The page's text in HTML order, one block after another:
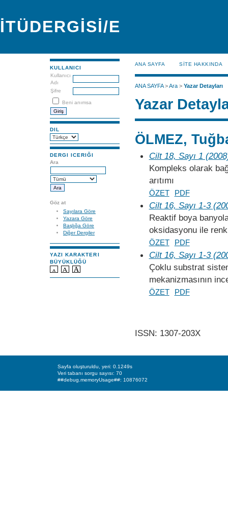
İTÜDERGİSİ/E
KULLANICI
Kullanıcı
Adı
Şifre
Beni anımsa
DIL
DERGI ICERIĞI
Ara
Göz at
Sayılara Göre
Yazara Göre
Başlığa Göre
Diğer Dergiler
YAZI KARAKTERI
BÜYÜKLÜĞÜ
ANA SAYFA SİTE HAKKINDA
ANA SAYFA>Ara> Yazar Detayları
Yazar
ÖLMEZ,
Cilt 18, Sayı 1
Kompleks olarak
arıtımı
ÖZET PDF
Cilt 16, Sayı 1-3
Reaktif boya
oksidasyonu ile
ÖZET PDF
Cilt 16, Sayı 1-3
Çoklu substrat
mekanizmasının
ÖZET PDF
ISSN: 1307-203X
Sayfa oluşturuldu, yeri: 0.1249s
Veri tabanı sorgu sayısı: 70
##debug.memoryUsage##: 10876072